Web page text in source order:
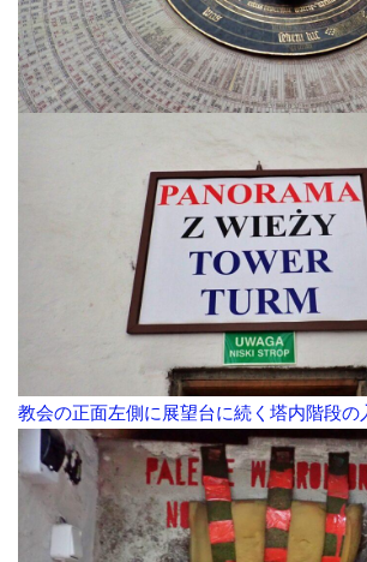
教会の正面左側に展望台に続く塔内階段の